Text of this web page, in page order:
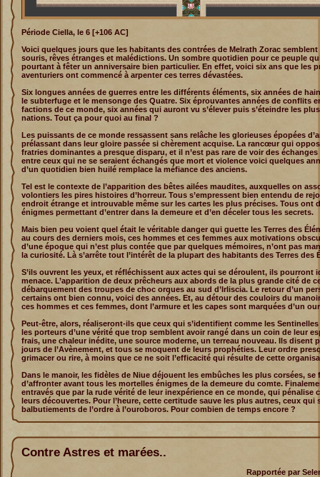
Période Ciella, le 6 [+106 AC]
Voici quelques jours que les habitants des contrées de Melrath Zorac semblent
souris, rêves étranges et malédictions. Un sombre quotidien pour ce peuple
pourtant à fêter un anniversaire bien particulier. En effet, voici six ans que les
aventuriers ont commencé à arpenter ces terres dévastées.
Six longues années de guerres entre les différents éléments, six années de
le subterfuge et le mensonge des Quatre. Six éprouvantes années de conflits
factions de ce monde, six années qui auront vu s’élever puis s’éteindre les
nations. Tout ça pour quoi au final ?
Les puissants de ce monde ressassent sans relâche les glorieuses épopées
prélassant dans leur gloire passée si chèrement acquise. La rancœur qui
fratries dominantes a presque disparu, et il n’est pas rare de voir des
entre ceux qui ne se seraient échangés que mort et violence voici quelques
d’un quotidien bien huilé remplace la méfiance des anciens.
Tel est le contexte de l’apparition des bêtes ailées maudites, auxquelles on
volontiers les pires histoires d’horreur. Tous s’empressent bien entendu de
endroit étrange et introuvable même sur les cartes les plus précises. Tous ont
énigmes permettant d’entrer dans la demeure et d’en déceler tous les secrets.
Mais bien peu voient quel était le véritable danger qui guette les Terres des
au cours des derniers mois, ces hommes et ces femmes aux motivations
d’une époque qui n’est plus contée que par quelques mémoires, n’ont pas
la curiosité. Là s’arrête tout l’intérêt de la plupart des habitants des Terres des
S’ils ouvrent les yeux, et réfléchissent aux actes qui se déroulent, ils pourront
menace. L’apparition de deux prêcheurs aux abords de la plus grande cité de
débarquement des troupes de choc orques au sud d’Irliscia. Le retour d’un
certains ont bien connu, voici des années. Et, au détour des couloirs du
ces hommes et ces femmes, dont l’armure et les capes sont marquées d’un
Peut-être, alors, réaliseront-ils que ceux qui s’identifient comme les
les porteurs d’une vérité que trop semblent avoir rangé dans un coin de leur
frais, une chaleur inédite, une source moderne, un terreau nouveau. Ils disent
jours de l’Avènement, et tous se moquent de leurs prophéties. Leur ordre
grimacer ou rire, à moins que ce ne soit l’efficacité qui résulte de cette
Dans le manoir, les fidèles de Niue déjouent les embûches les plus corsées, se
d’affronter avant tous les mortelles énigmes de la demeure du comte.
entravés que par la rude vérité de leur inexpérience en ce monde, qui pénalise
leurs découvertes. Pour l’heure, cette certitude sauve les plus autres, ceux qui
balbutiements de l’ordre à l’ouroboros. Pour combien de temps encore ?
Contre Astres et marées..
Rapportée par